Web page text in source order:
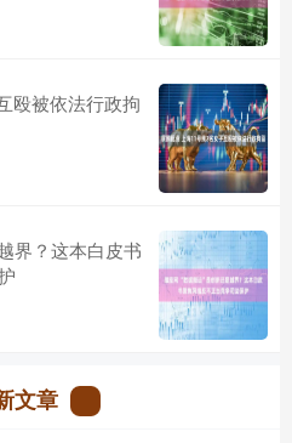
殴被依法行政拘
界？这本白皮书
文章